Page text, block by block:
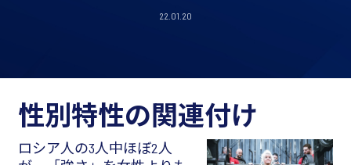
22.01.20
性別特性の関連付け
ロシア人の3人中ほぼ2人